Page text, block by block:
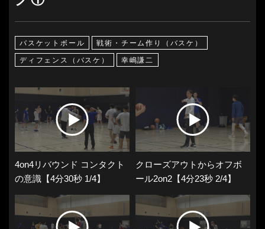
バスケットボール 戦術・チーム作り（バスケ）
ディフェンス（バスケ） 幸嶋謙二
4on4リバウンド コンタクト
の意識【4分30秒 1/4】
クローズアウトからオフボ
ール2on2【4分23秒 2/4】